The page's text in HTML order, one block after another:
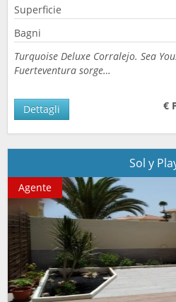
Superficie
Bagni
Turquoise Deluxe Corralejo. Sea
Fuerteventura sorge…
€
Dettagli
Sol y
Agente